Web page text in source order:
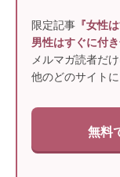
限定記事 『女性
男性はすぐに付
メルマガ読者だ
他のどのサイト
無料